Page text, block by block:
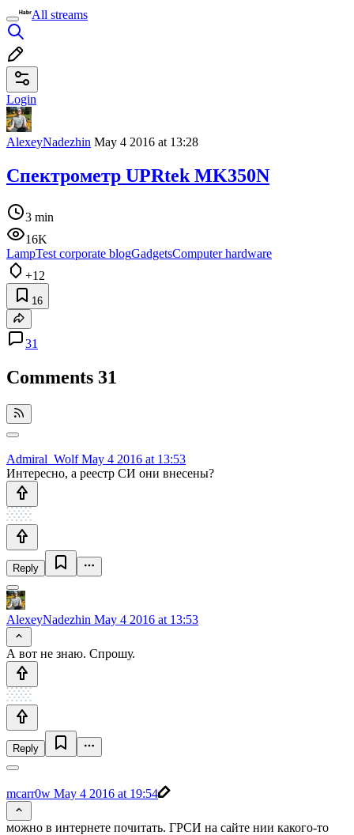
All streams
Login
AlexeyNadezhin May 4 2016 at 13:28
Спектрометр UPRtek MK350N
3 min
16K
LampTest corporate blogGadgetsComputer hardware
+12
16
31
Comments 31
Admiral_WolfMay 4 2016 at 13:53
Интересно, а реестр СИ они внесены?
Reply
AlexeyNadezhin May 4 2016 at 13:53
А вот не знаю. Спрошу.
Reply
mcarr0w May 4 2016 at 19:54
можно в интернете почитать. ГРСИ на сайте нии какого-то